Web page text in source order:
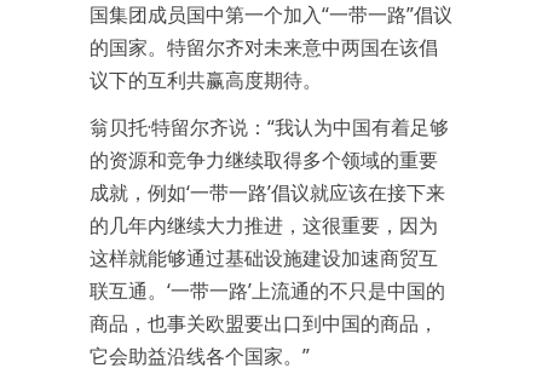
国集团成员国中第一个加入“一带一路”倡议
的国家。特留尔齐对未来意中两国在该倡
议下的互利共赢高度期待。
翁贝托·特留尔齐说：“我认为中国有着足够
的资源和竞争力继续取得多个领域的重要
成就，例如‘一带一路’倡议就应该在接下来
的几年内继续大力推进，这很重要，因为
这样就能够通过基础设施建设加速商贸互
联互通。‘一带一路’上流通的不只是中国的
商品，也事关欧盟要出口到中国的商品，
它会助益沿线各个国家。”